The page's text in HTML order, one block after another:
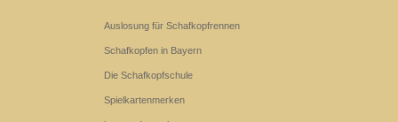
Auslosung für Schafkopfrennen
Schafkopfen in Bayern
Die Schafkopfschule
Spielkartenmerken